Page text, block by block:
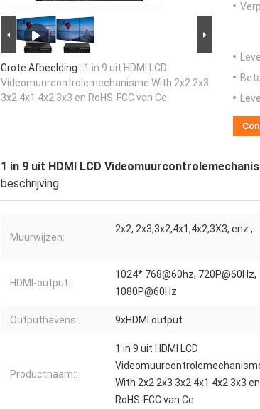
Grote Afbeelding : 1 in 9 uit HDMI LCD
Videomuurcontrolemechanisme With 2x2 2x3
3x2 4x1 4x2 3x3 en RoHS-FCC van Ce
1 in 9 uit HDMI LCD
beschrijving
Muurwijzen:
2x2, 2x3,3x2,4x1,4x2,3X3, enz.,
HDMI-output:
1024* 768@60hz, 720P@60Hz,
1080P@60Hz
Outputhavens: 9xHDMI output
Productnaam::
1 in 9 uit HDMI LCD
With 2x2 2x3 3x2 4x1 4x2 3x3 en
RoHS-FCC van Ce